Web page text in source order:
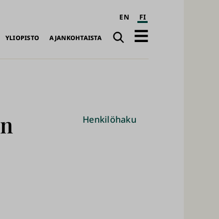
EN FI
YLIOPISTO AJANKOHTAISTA
Haku
Avaa
Henkilöhaku